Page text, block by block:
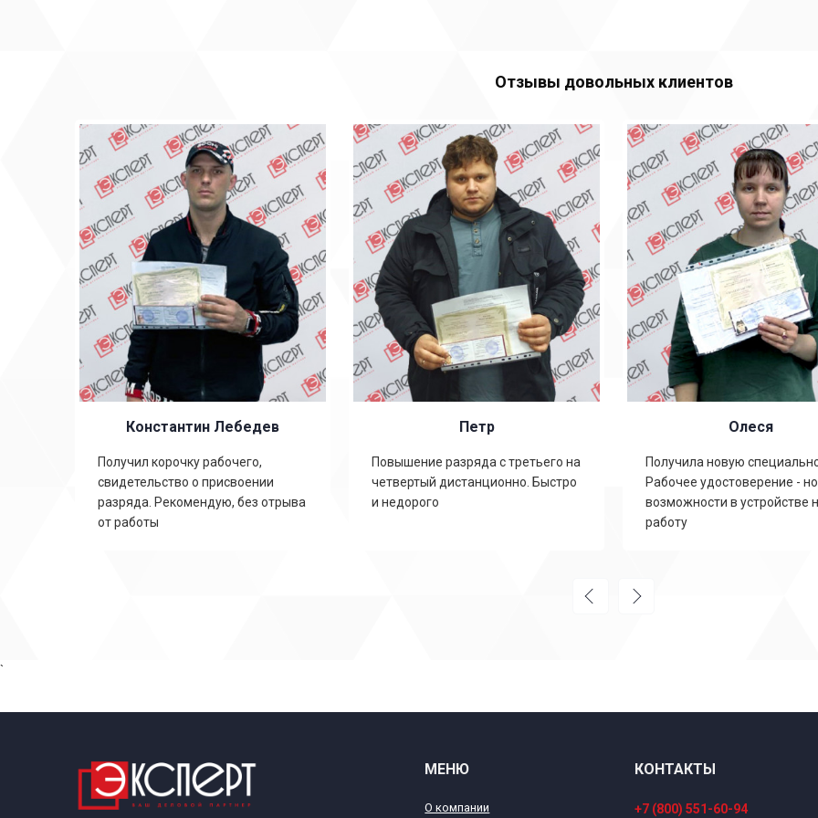
Отзывы довольных клиентов
Константин Лебедев
Получил корочку рабочего,
свидетельство о присвоении
разряда. Рекомендую, без отрыва
от работы
Петр
Повышение разряда с третьего на
четвертый дистанционно. Быстро
и недорого
Олеся
Получила новую
Рабочее удостоверение -
возможности в устройстве
работу
`
МЕНЮ
О компании
КОНТАКТЫ
+7 (800) 551-60-94